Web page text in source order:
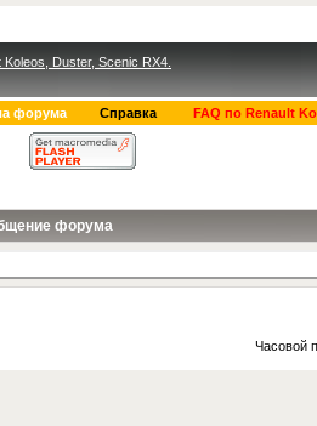
Duster, Scenic RX4.
форума Справка FAQ по Renault
форума
Часовой